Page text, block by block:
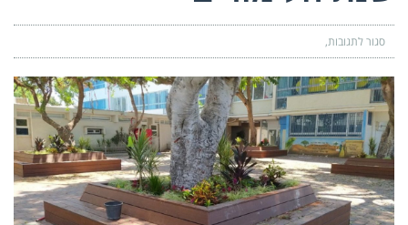
סגור לתגובותעל
שדרוג
מרחבים
ציבוריים
ותשתיות
סביב
מוסדות
החינוך
לקראת
פתיחת
שנת
הלימודים